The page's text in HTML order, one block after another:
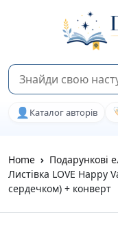
👤 Каталог авторів
Home Подарункові
Листівка LOVE Happy
сердечком) + конверт